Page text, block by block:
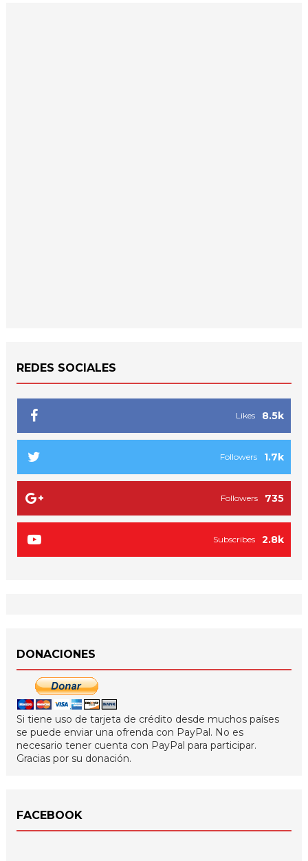
REDES SOCIALES
8.5k
Likes
1.7k
Followers
735
Followers
2.8k
Subscribes
DONACIONES
Si tiene uso de tarjeta de crédito desde muchos países
se puede enviar una ofrenda con PayPal. No es
necesario tener cuenta con PayPal para participar.
Gracias por su donación.
FACEBOOK